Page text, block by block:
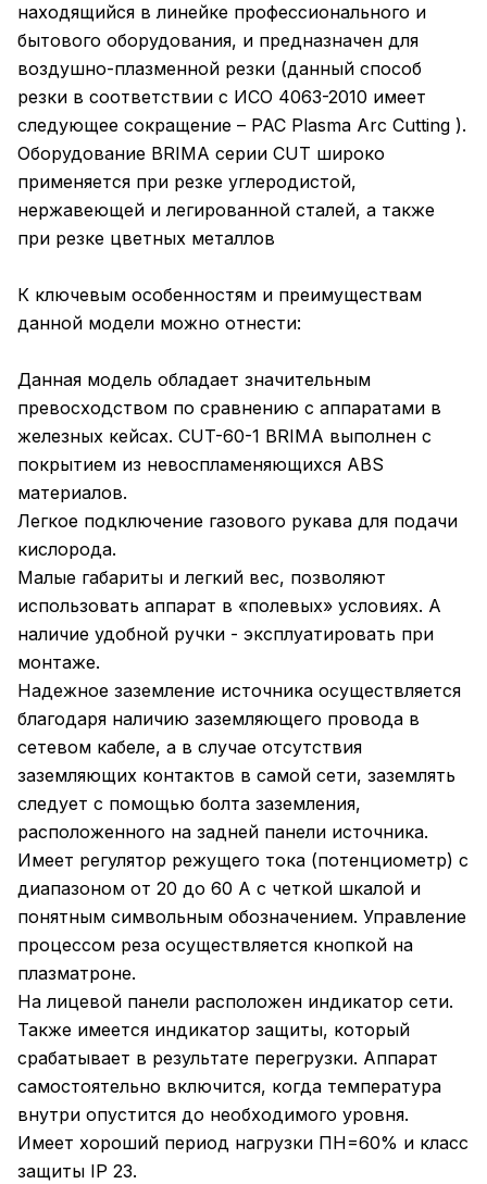
находящийся в линейке профессионального и
бытового оборудования, и предназначен для
воздушно-плазменной резки (данный способ
резки в соответствии с ИСО 4063-2010 имеет
следующее сокращение – PAC Plasma Arc Cutting ).
Оборудование BRIMA серии CUT широко
применяется при резке углеродистой,
нержавеющей и легированной сталей, а также
при резке цветных металлов
К ключевым особенностям и преимуществам
данной модели можно отнести:
Данная модель обладает значительным
превосходством по сравнению с аппаратами в
железных кейсах. CUT-60-1 BRIMA выполнен с
покрытием из невоспламеняющихся ABS
материалов.
Легкое подключение газового рукава для подачи
кислорода.
Малые габариты и легкий вес, позволяют
использовать аппарат в «полевых» условиях. А
наличие удобной ручки - эксплуатировать при
монтаже.
Надежное заземление источника осуществляется
благодаря наличию заземляющего провода в
сетевом кабеле, а в случае отсутствия
заземляющих контактов в самой сети, заземлять
следует с помощью болта заземления,
расположенного на задней панели источника.
Имеет регулятор режущего тока (потенциометр) с
диапазоном от 20 до 60 А с четкой шкалой и
понятным символьным обозначением. Управление
процессом реза осуществляется кнопкой на
плазматроне.
На лицевой панели расположен индикатор сети.
Также имеется индикатор защиты, который
срабатывает в результате перегрузки. Аппарат
самостоятельно включится, когда температура
внутри опустится до необходимого уровня.
Имеет хороший период нагрузки ПН=60% и класс
защиты IP 23.